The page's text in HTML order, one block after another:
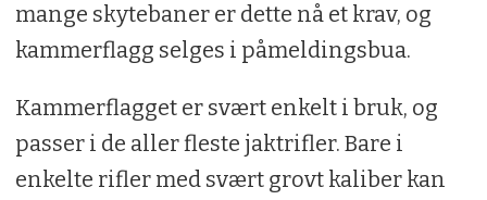
mange skytebaner er dette nå et krav, og
kammerflagg selges i påmeldingsbua.
Kammerflagget er svært enkelt i bruk, og
passer i de aller fleste jaktrifler. Bare i
enkelte rifler med svært grovt kaliber kan